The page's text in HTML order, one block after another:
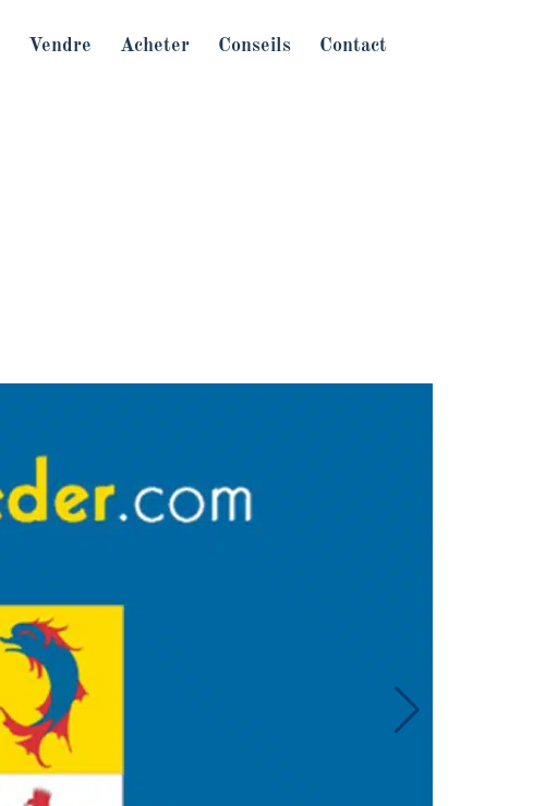
Vendre Acheter Conseils Contact